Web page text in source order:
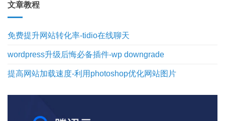
文章教程
免费提升网站转化率-tidio在线聊天
wordpress升级后悔必备插件-wp downgrade
提高网站加载速度-利用photoshop优化网站图片